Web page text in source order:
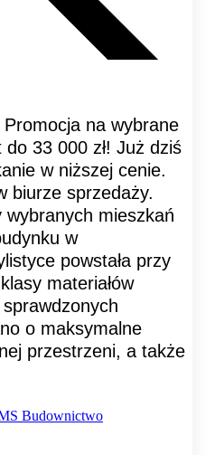
na wybrane
33 000 zł! Już dziś
w niższej cenie.
biurze sprzedaży.
mieszkań
w
powstała przy
materiałów
o maksymalne
przestrzeni, a także
Budownictwo